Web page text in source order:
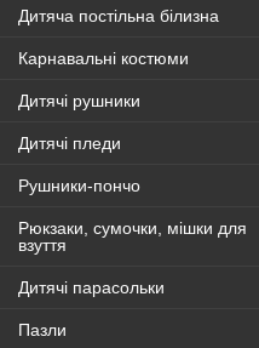
Дитяча постільна білизна
Карнавальні костюми
Дитячі рушники
Дитячі пледи
Рушники-пончо
Рюкзаки, сумочки, мішки для
взуття
Дитячі парасольки
Пазли